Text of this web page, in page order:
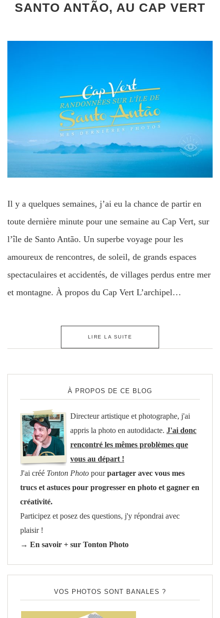
SANTO ANTÃO, AU CAP VERT
Il y a quelques semaines, j’ai eu la chance de partir en
toute dernière minute pour une semaine au Cap Vert, sur
l’île de Santo Antão. Un superbe voyage pour les
amoureux de rencontres, de soleil, de grands espaces
spectaculaires et accidentés, de villages perdus entre mer
et montagne. À propos du Cap Vert L’archipel…
LIRE LA SUITE
À PROPOS DE CE BLOG
Directeur artistique et photographe, j'ai
appris la photo en autodidacte. J'ai donc
rencontré les mêmes problèmes que
vous au départ !
J'ai créé Tonton Photo pourpartager avec vous mes
trucs et astuces pour progresser en photo et gagner en
créativité.
Participez et posez des questions, j'y répondrai avec
plaisir !
→ En savoir + sur Tonton Photo
VOS PHOTOS SONT BANALES ?